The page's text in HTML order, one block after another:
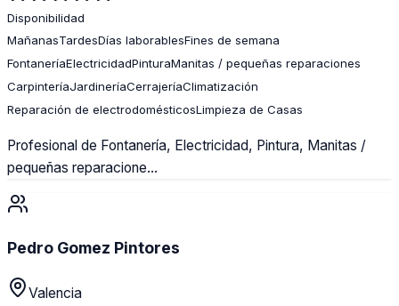
Disponibilidad
MañanasTardesDías laborablesFines de semana
FontaneríaElectricidadPinturaManitas / pequeñas reparaciones
CarpinteríaJardineríaCerrajeríaClimatización
Reparación de electrodomésticosLimpieza de Casas
Profesional de Fontanería, Electricidad, Pintura, Manitas /
pequeñas reparacione...
Pedro Gomez Pintores
Valencia